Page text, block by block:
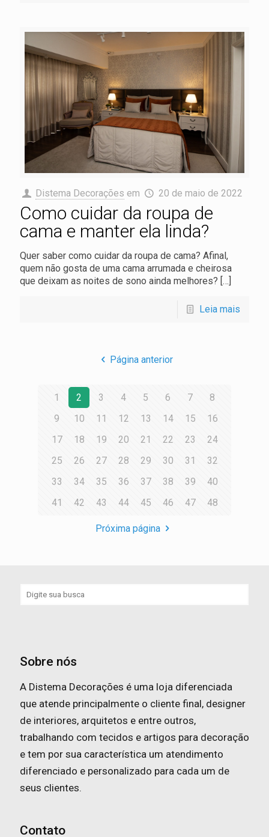
Distema Decorações em 20 de maio de 2022
Como cuidar da roupa de
cama e manter ela linda?
Quer saber como cuidar da roupa de cama? Afinal,
quem não gosta de uma cama arrumada e cheirosa
que deixam as noites de sono ainda melhores? […]
Leia mais
Página anterior
1 2 3 4 5 6 7
8
9
10 11 12 13 14 15
16
17
18 19 20 21 22 23
24
25
26 27 28 29 30 31
32
33
34 35 36 37 38 39
40
41
42 43 44 45 46 47 48
Próxima página
Sobre nós
A Distema Decorações é uma loja diferenciada
que atende principalmente o cliente final, designer
de interiores, arquitetos e entre outros,
trabalhando com tecidos e artigos para decoração
e tem por sua característica um atendimento
diferenciado e personalizado para cada um de
seus clientes.
Contato